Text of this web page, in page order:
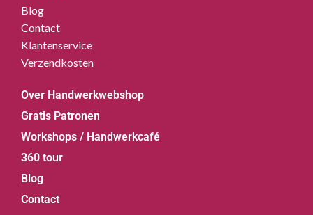
Blog
Contact
Klantenservice
Verzendkosten
Over Handwerkwebshop
Gratis Patronen
Workshops / Handwerkcafé
360 tour
Blog
Contact